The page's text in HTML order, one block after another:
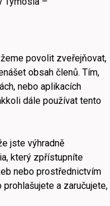
povolit zveřejňovat,
obsah členů. Tím,
nebo aplikacích
dále používat tento
jste výhradně
který zpřístupníte
nebo prostřednictvím
a zaručujete,